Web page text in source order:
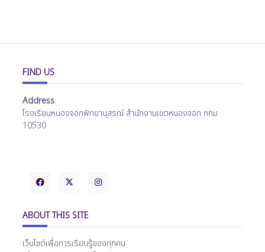
FIND US
Address
โรงเรียนหนองจอกพิทยานุสรณ์ สำนักงานเขตหนองจอก กทม.
10530
ABOUT THIS SITE
เว็บไซต์เพื่อการเรียนรู้ของทุกคน